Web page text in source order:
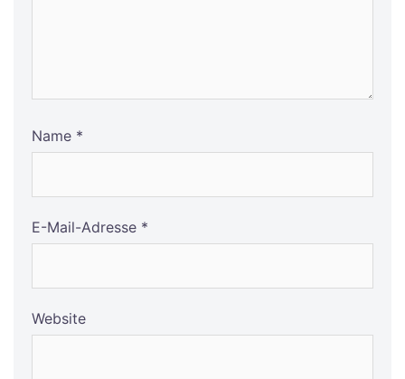
Name *
E-Mail-Adresse *
Website